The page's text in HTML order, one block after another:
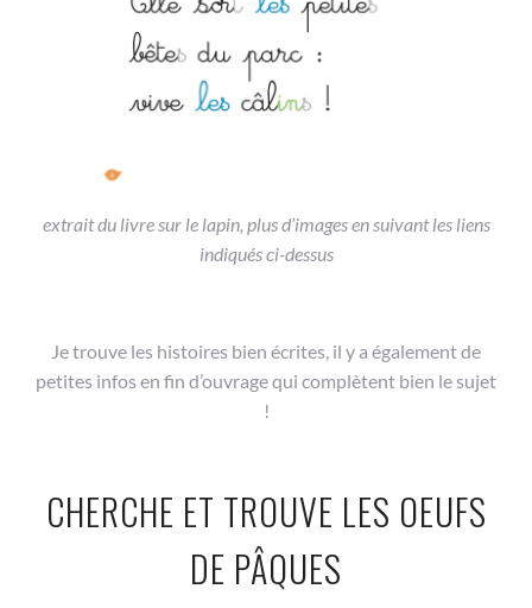
extrait du livre sur le lapin, plus d’images en suivant les liens
indiqués ci-dessus
Je trouve les histoires bien écrites, il y a également de
petites infos en fin d’ouvrage qui complètent bien le sujet
!
CHERCHE ET TROUVE LES OEUFS
DE PÂQUES